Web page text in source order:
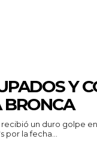
Y
BRONCA
un duro golpe
por la fecha...